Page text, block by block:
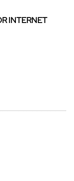
INTERNET